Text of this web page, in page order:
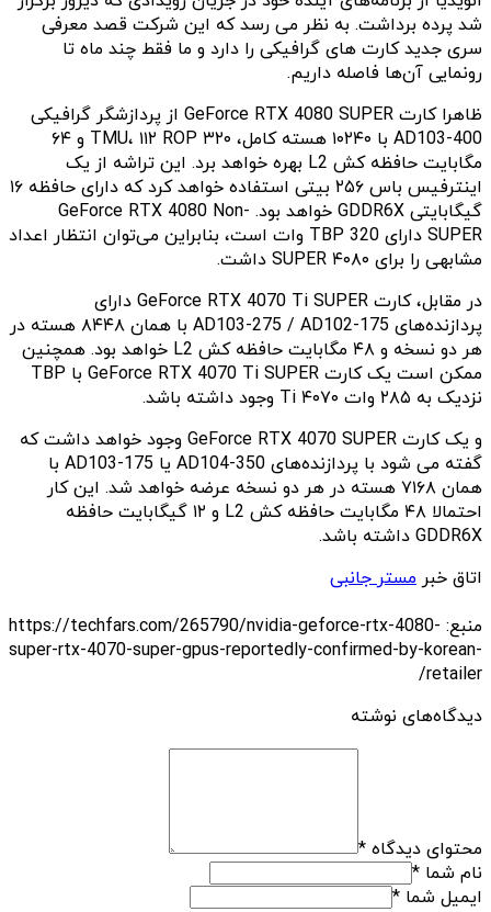
شد پرده برداشت. به نظر می رسد که این شرکت قصد معرفی
سری جدید کارت های گرافیکی را دارد و ما فقط چند ماه تا
رونمایی آن‌ها فاصله داریم.
ظاهرا کارت GeForce RTX 4080 SUPER از پردازشگر گرافیکی
AD103-400 با ۱۰۲۴۰ هسته کامل، ۳۲۰ TMU، ۱۱۲ ROP و ۶۴
مگابایت حافظه کش L2 بهره خواهد برد. این تراشه از یک
اینترفیس باس ۲۵۶ بیتی استفاده خواهد کرد که دارای حافظه ۱۶
گیگابایتی GDDR6X خواهد بود. GeForce RTX 4080 Non-
SUPER دارای TBP 320 وات است، بنابراین می‌توان انتظار اعداد
مشابهی را برای ۴۰۸۰ SUPER داشت.
در مقابل، کارت GeForce RTX 4070 Ti SUPER دارای
پردازنده‌های AD103-275 / AD102-175 با همان ۸۴۴۸ هسته در
هر دو نسخه و ۴۸ مگابایت حافظه کش L2 خواهد بود. همچنین
ممکن است یک کارت GeForce RTX 4070 Ti SUPER با TBP
نزدیک به ۲۸۵ وات ۴۰۷۰ Ti وجود داشته باشد.
و یک کارت GeForce RTX 4070 SUPER وجود خواهد داشت که
گفته می شود با پردازنده‌های AD104-350 یا AD103-175 با
همان ۷۱۶۸ هسته در هر دو نسخه عرضه خواهد شد. این کار
احتمالا ۴۸ مگابایت حافظه کش L2 و ۱۲ گیگابایت حافظه
GDDR6X داشته باشد.
اتاق خبر مستر جانبی
منبع: https://techfars.com/265790/nvidia-geforce-rtx-4080-
super-rtx-4070-super-gpus-reportedly-confirmed-by-korean-
retailer/
دیدگاه‌های نوشته
محتوای دیدگاه *
نام شما *
ایمیل شما *